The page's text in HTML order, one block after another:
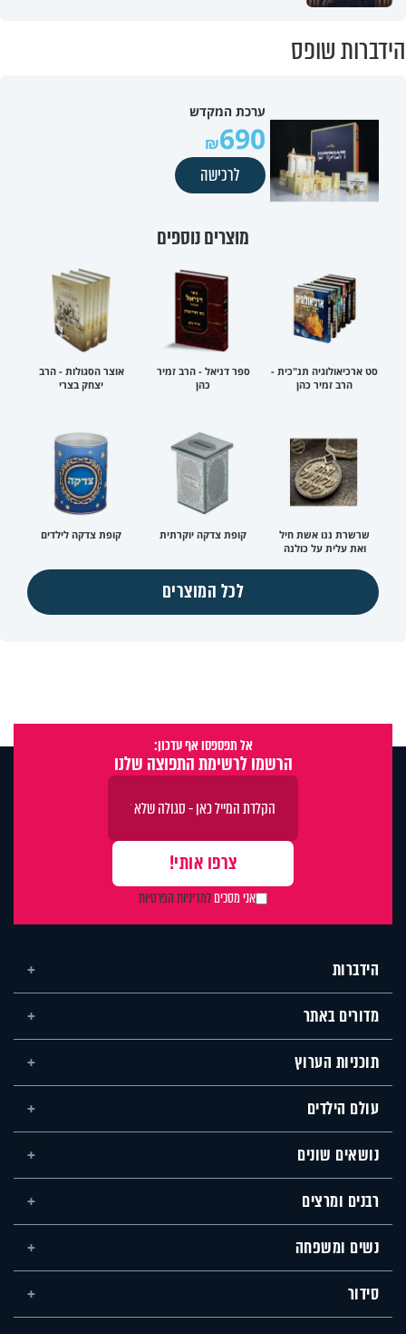
הידברות שופס
ערכת המקדש
690
לרכישה
מוצרים נוספים
סט ארכיאולוגיה תנ"כית -
הרב זמיר כהן
ספר דניאל - הרב זמיר
כהן
אוצר הסגולות - הרב
יצחק בצרי
שרשרת ננו אשת חיל
ואת עלית על כולנה
קופת צדקה יוקרתית קופת צדקה לילדים
לכל המוצרים
אל תפספסו אף עדכון:
הרשמו לרשימת התפוצה שלנו
אני מסכיםלמדיניות הפרטיות
הידברות
מדורים באתר
תוכניות הערוץ
עולם הילדים
נושאים שונים
רבנים ומרצים
נשים ומשפחה
סידור